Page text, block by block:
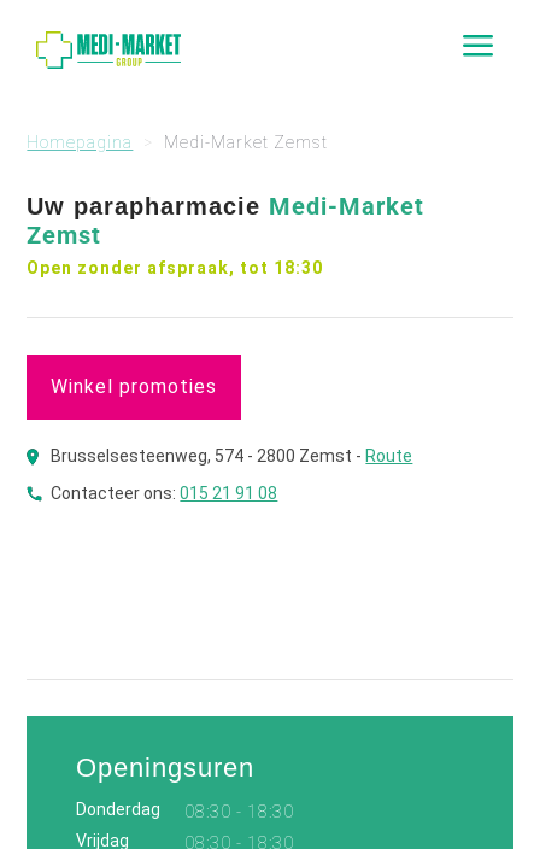
a
Homepagina Medi-Market Zemst
Uw parapharmacie Medi-Market
Zemst
Open zonder afspraak, tot 18:30
Winkel promoties
Brusselsesteenweg, 574 - 2800 Zemst - Route
Contacteer ons:015 21 91 08
Openingsuren
Donderdag
08:30 - 18:30
Vrijdag
08:30 - 18:30